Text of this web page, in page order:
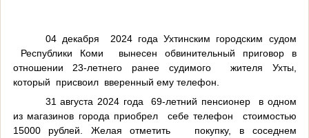
04 декабря 2024 года Ухтинским городским судом
Республики Коми вынесен обвинительный приговор в
отношении 23-летнего ранее судимого жителя Ухты,
который присвоил вверенный ему телефон.
31 августа 2024 года 69-летний пенсионер в одном
из магазинов города приобрел себе телефон стоимостью
15000 рублей. Желая отметить покупку, в соседнем